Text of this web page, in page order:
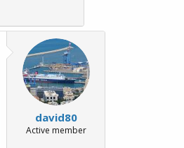
david80
Active member